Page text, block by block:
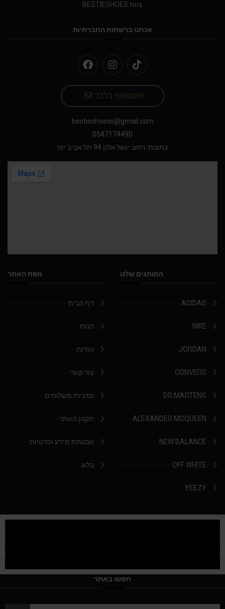
צוות BESTIESHOES
אנחנו ברשתות החברתיות
וואטצאפ בלבד
bestieshoess@gmail.com
0547174490
כתובת: רחוב יגאל אלון 94 תל אביב יפו
המותגים שלנו
ADIDAS
NIKE
JORDAN
CONVERS
DR.MARTENS
ALEXANDER MCQUEEN
NEW BALANCE
OFF WHITE
YEEZY
מפת האתר
דף הבית
חנות
אודות
צור קשר
מדניות משלוחים
תקנון האתר
אבטחת מידע ופרטיות
בלוג
חפשו באתר